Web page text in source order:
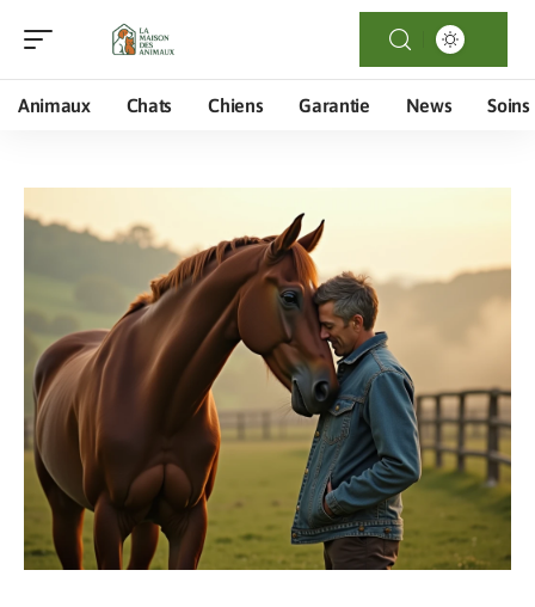
Animaux Chats Chiens Garantie News Soins